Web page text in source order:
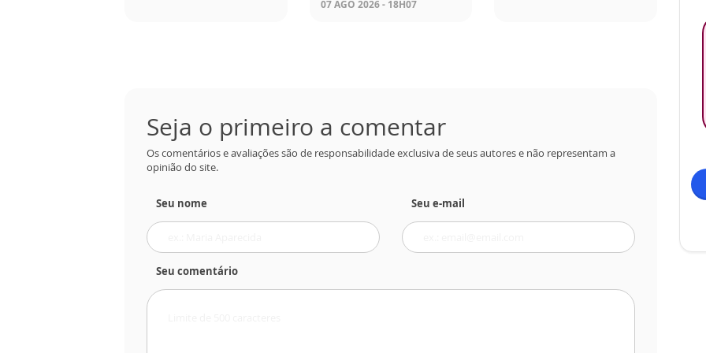
07 AGO 2026 - 18H07
Seja o primeiro a comentar
Os comentários e avaliações são de responsabilidade exclusiva de seus autores e não representam a
opinião do site.
Seu nome Seu e-mail
Seu comentário